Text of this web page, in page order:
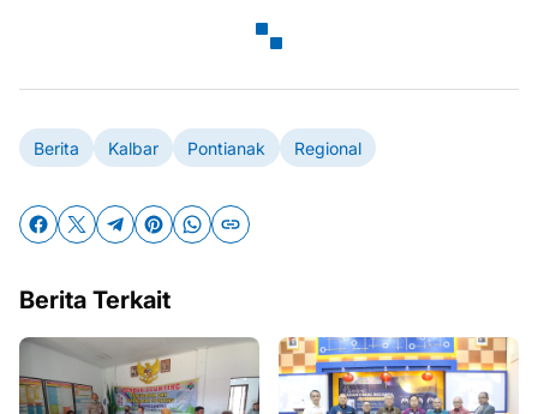
Berita Kalbar Pontianak Regional
Berita Terkait